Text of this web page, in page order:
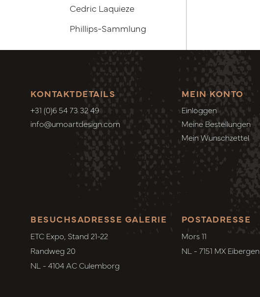
Cedric Laquieze
Phillips-Sammlung
KONTAKTDETAILS
+31 (0)6 54 73 32 49
info@umoartdesign.com
MEIN KONTO
Einloggen
Meine Bestellungen
Mein Wunschzettel
POSTADRESSE
Mors 11
NL - 7151 MX Eibergen
BESUCHSADRESSE GALERIE
ETC Expo, Stand 21-22
Randweg 20
NL - 4104 AC Culemborg